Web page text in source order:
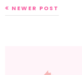
NEWER POST